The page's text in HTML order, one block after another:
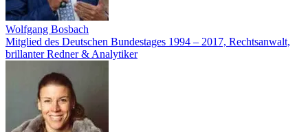
Wolfgang Bosbach
Mitglied des Deutschen Bundestages 1994 – 2017, Rechtsanwalt,
brillanter Redner & Analytiker